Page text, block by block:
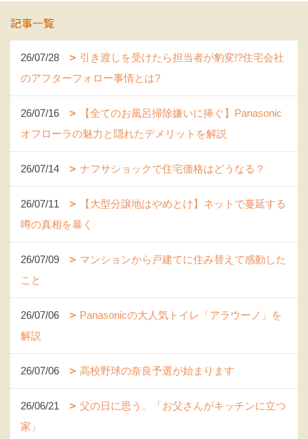
記事一覧
26/07/28
引き渡しを受けたら担当者が豹変!?住宅会社
のアフターフォロー事情とは?
26/07/16
【全てのお風呂掃除嫌いに捧ぐ】Panasonic
オフローラの魅力と隠れたデメリットを解説
26/07/14 ナフサショックで住宅価格はどうなる？
26/07/11
【大型分譲地はやめとけ】ネットで蔓延する
噂の真相を暴く
26/07/09
マンションから戸建てに住み替えて感動した
こと
26/07/06
Panasonicの大人気トイレ「アラウーノ」を
解説
26/07/06 高校野球の奈良予選が始まります
26/06/21
父の日に思う、「お父さんがキッチンに立つ
家」